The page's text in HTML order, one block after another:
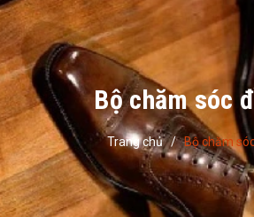
Bộ chăm sóc
Trang chủ / Bộ chăm